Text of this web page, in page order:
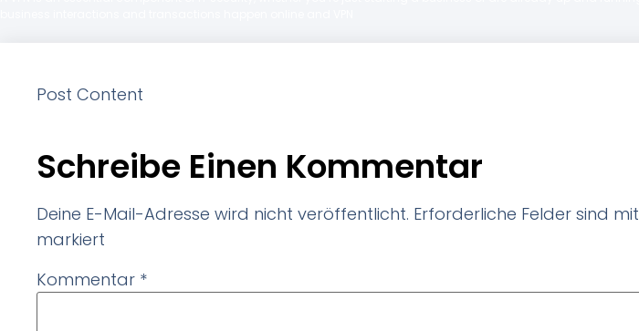
Post Content
Schreibe Einen Kommentar
Deine E-Mail-Adresse wird nicht veröffentlicht. Erforderliche Felder sind mit
markiert
Kommentar *